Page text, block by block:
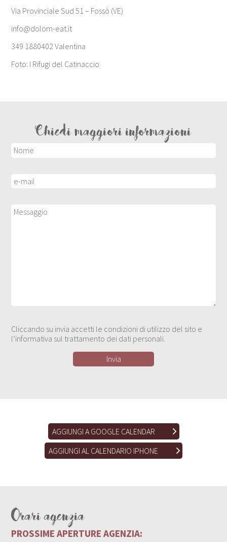
Via Provinciale Sud 51 – Fossò (VE)
info@dolom-eat.it
349 1880402 Valentina
Foto: I Rifugi del Catinaccio
Chiedi maggiori informazioni
Cliccando su invia accetti le condizioni di utilizzo del sito e
l’informativa sul trattamento dei dati personali.
AGGIUNGI A GOOGLE CALENDAR
AGGIUNGI AL CALENDARIO IPHONE
Orari agenzia
PROSSIME APERTURE AGENZIA: